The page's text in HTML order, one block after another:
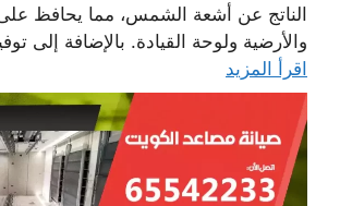
الناتج عن أشعة الشمس، مما يحافظ
والأرضية ولوحة القيادة. بالإضافة إلى
اقرأ المزيد